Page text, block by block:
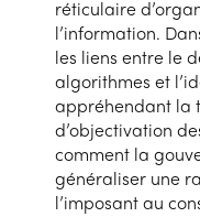
réticulaire
l’information.
les liens entre le
algorithmes et
appréhendant la
d’objectivation
comment la
généraliser une
l’imposant au